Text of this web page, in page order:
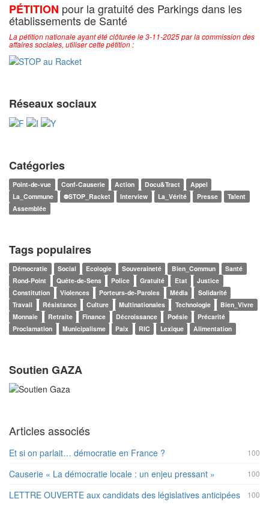
PÉTITION pour la gratuité des Parkings dans les
établissements de Santé
La pétition nationale ayant été clôturée le 3-11-2025 par la commission des
affaires sociales, utiliser cette pétition :
Réseaux sociaux
Catégories
Point-de-vue Conf-Causerie Action Docu&Tract
Appel
La_Commune
⛔STOP_Racket Interview La_Vérité Presse
Talent
Assemblée
Tags populaires
Démocratie Social Ecologie Souveraineté Bien_Commun
Santé
Rond-Point
Quête-de-Sens Police Gratuité Etat
Justice
Constitution
Violences Porteurs-de-Paroles Média
Solidarité
Travail
Résistance Culture Multinationales Technologie
Bien_Vivre
Monnaie
Retraite Finance Décroissance Poésie
Précarité
Proclamation
Municipalisme Paix RIC Lexique Alimentation
Soutien GAZA
Articles associés
100
Et si on parlait… démocratie en France ?
100
Causerie « La démocratie locale : un enjeu pressant »
100
LETTRE OUVERTE aux candidats des législatives anticipées